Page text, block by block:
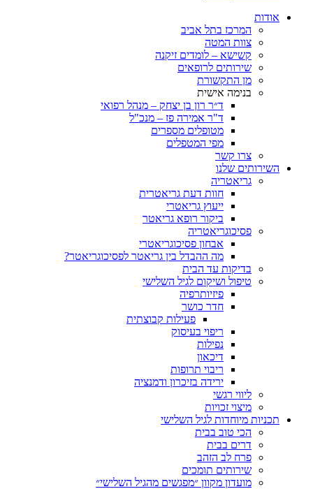
המרכז בתל אביב
צוות המטה
קשישא – לומדים זיקנה
שירותים לרופאים
מן התקשורת
בנימה אישית
ד״ר רון בן יצחק – מנהל רפואי
ד"ר אמירה פז – מנכ"ל
מטופלים מספרים
מפי המטפלים
שלנו
גריאטריה
חוות דעת גריאטרית
ייעוץ גריאטרי
ביקור רופא גריאטר
פסיכוגריאטריה
אבחון פסיכוגריאטרי
מה ההבדל בין גריאטר לפסיכוגריאטר?
בדיקות עד הבית
טיפול ושיקום לגיל השלישי
פיזיותרפיה
חדר כושר
פעילות קבוצתית
ריפוי בעיסוק
ריבוי תרופות
ירידה בזיכרון ודמנציה
מיצוי זכויות
מיוחדות לגיל השלישי
הכי טוב בבית
דרים בבית
פרח לב הזהב
שירותים תומכים
מועדון מקוון ״מפגשים מהגיל השלישי״